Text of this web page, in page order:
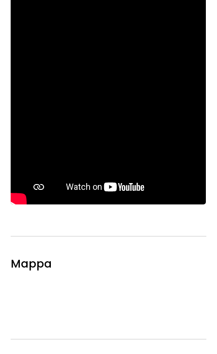
Mappa